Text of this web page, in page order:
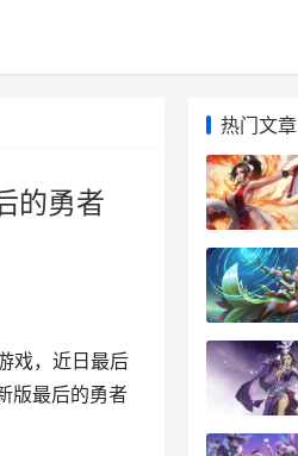
的勇者
戏，近日最后
版最后的勇者
热门文章